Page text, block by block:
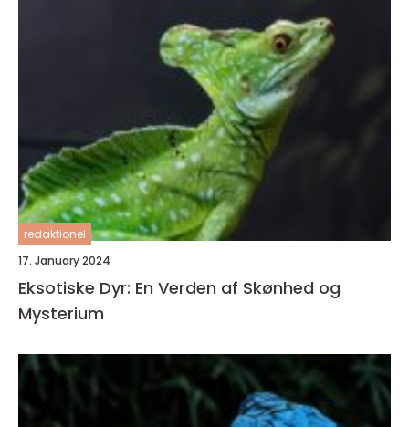
redaktionel
17. January 2024
Eksotiske Dyr: En Verden af Skønhed og
Mysterium